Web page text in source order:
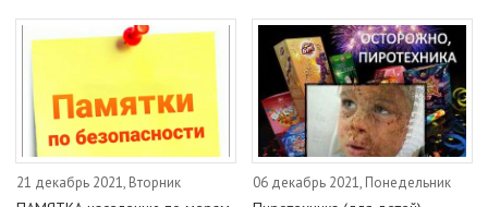
21 декабрь 2021, Вторник 06 декабрь 2021, Понедельник